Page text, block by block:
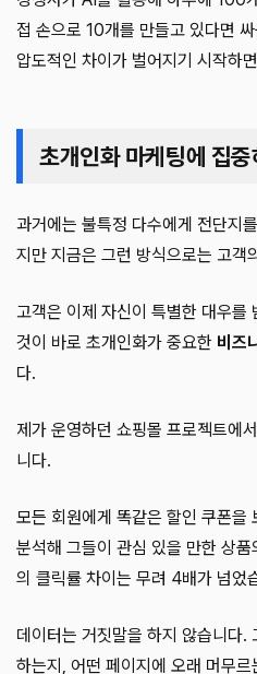
접 손으로 10개를 만들고 있다면
압도적인 차이가 벌어지기 시작하
초개인화 마케팅에 집
과거에는 불특정 다수에게 전단지
지만 지금은 그런 방식으로는 고객
고객은 이제 자신이 특별한 대우를
것이 바로 초개인화가 중요한 비즈
다.
제가 운영하던 쇼핑몰 프로젝트에
니다.
모든 회원에게 똑같은 할인 쿠폰을
분석해 그들이 관심 있을 만한 상
의 클릭률 차이는 무려 4배가 넘었
데이터는 거짓말을 하지 않습니다.
하는지, 어떤 페이지에 오래 머무